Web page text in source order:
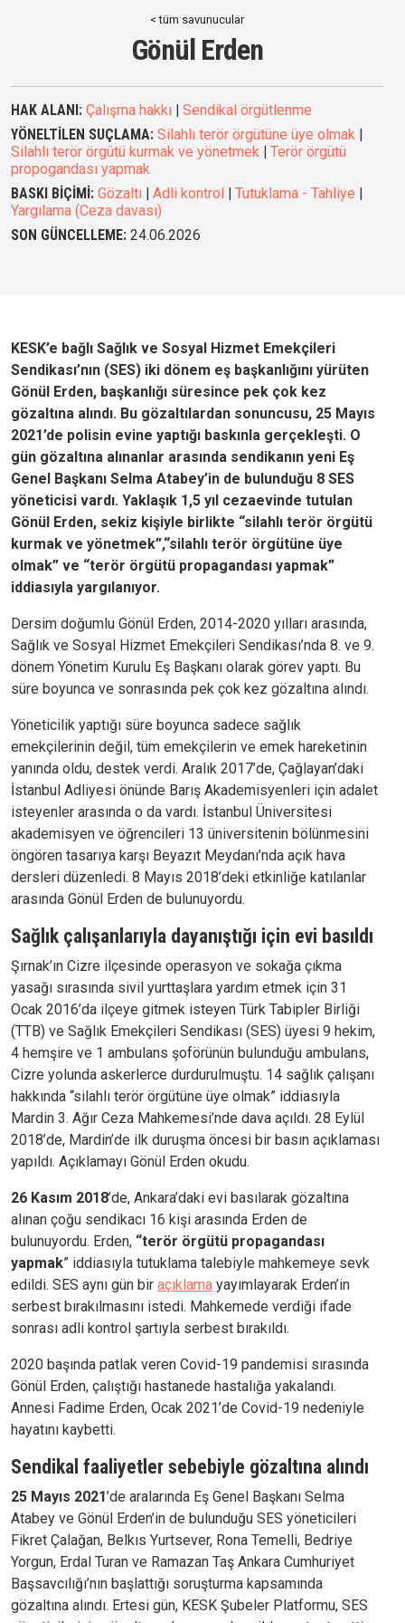
< tüm savunucular
Gönül Erden
HAK ALANI: Çalışma hakkı
Sendikal örgütlenme
YÖNELTİLEN SUÇLAMA: Silahlı terör örgütüne üye olmak
Silahlı terör örgütü kurmak ve yönetmek
Terör örgütü
propogandası yapmak
BASKI BİÇİMİ: Gözaltı Adli kontrol Tutuklama - Tahliye
Yargılama (Ceza davası)
SON GÜNCELLEME: 24.06.2026
KESK’e bağlı Sağlık ve Sosyal Hizmet Emekçileri
Sendikası’nın (SES) iki dönem eş başkanlığını yürüten
Gönül Erden, başkanlığı süresince pek çok kez
gözaltına alındı. Bu gözaltılardan sonuncusu, 25 Mayıs
2021’de polisin evine yaptığı baskınla gerçekleşti. O
gün gözaltına alınanlar arasında sendikanın yeni Eş
Genel Başkanı Selma Atabey’in de bulunduğu 8 SES
yöneticisi vardı. Yaklaşık 1,5 yıl cezaevinde tutulan
Gönül Erden, sekiz kişiyle birlikte “silahlı terör örgütü
kurmak ve yönetmek”,“silahlı terör örgütüne üye
olmak” ve “terör örgütü propagandası yapmak”
iddiasıyla yargılanıyor.
Dersim doğumlu Gönül Erden, 2014-2020 yılları arasında,
Sağlık ve Sosyal Hizmet Emekçileri Sendikası’nda 8. ve 9.
dönem Yönetim Kurulu Eş Başkanı olarak görev yaptı. Bu
süre boyunca ve sonrasında pek çok kez gözaltına alındı.
Yöneticilik yaptığı süre boyunca sadece sağlık
emekçilerinin değil, tüm emekçilerin ve emek hareketinin
yanında oldu, destek verdi. Aralık 2017’de, Çağlayan’daki
İstanbul Adliyesi önünde Barış Akademisyenleri için adalet
isteyenler arasında o da vardı. İstanbul Üniversitesi
akademisyen ve öğrencileri 13 üniversitenin bölünmesini
öngören tasarıya karşı Beyazıt Meydanı’nda açık hava
dersleri düzenledi. 8 Mayıs 2018’deki etkinliğe katılanlar
arasında Gönül Erden de bulunuyordu.
Sağlık çalışanlarıyla dayanıştığı için evi basıldı
Şırnak’ın Cizre ilçesinde operasyon ve sokağa çıkma
yasağı sırasında sivil yurttaşlara yardım etmek için 31
Ocak 2016’da ilçeye gitmek isteyen Türk Tabipler Birliği
(TTB) ve Sağlık Emekçileri Sendikası (SES) üyesi 9 hekim,
4 hemşire ve 1 ambulans şoförünün bulunduğu ambulans,
Cizre yolunda askerlerce durdurulmuştu. 14 sağlık çalışanı
hakkında “silahlı terör örgütüne üye olmak” iddiasıyla
Mardin 3. Ağır Ceza Mahkemesi’nde dava açıldı. 28 Eylül
2018’de, Mardin’de ilk duruşma öncesi bir basın açıklaması
yapıldı. Açıklamayı Gönül Erden okudu.
26 Kasım 2018’de, Ankara’daki evi basılarak gözaltına
alınan çoğu sendikacı 16 kişi arasında Erden de
bulunuyordu. Erden, “terör örgütü propagandası
yapmak” iddiasıyla tutuklama talebiyle mahkemeye sevk
edildi. SES aynı gün bir açıklama yayımlayarak Erden’in
serbest bırakılmasını istedi. Mahkemede verdiği ifade
sonrası adli kontrol şartıyla serbest bırakıldı.
2020 başında patlak veren Covid-19 pandemisi sırasında
Gönül Erden, çalıştığı hastanede hastalığa yakalandı.
Annesi Fadime Erden, Ocak 2021’de Covid-19 nedeniyle
hayatını kaybetti.
Sendikal faaliyetler sebebiyle gözaltına alındı
25 Mayıs 2021’de aralarında Eş Genel Başkanı Selma
Atabey ve Gönül Erden’in de bulunduğu SES yöneticileri
Fikret Çalağan, Belkıs Yurtsever, Rona Temelli, Bedriye
Yorgun, Erdal Turan ve Ramazan Taş Ankara Cumhuriyet
Başsavcılığı’nın başlattığı soruşturma kapsamında
gözaltına alındı. Ertesi gün, KESK Şubeler Platformu, SES